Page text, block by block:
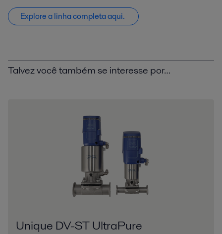
Explore a linha completa aqui.
Talvez você também se interesse por…
Unique DV-ST UltraPure